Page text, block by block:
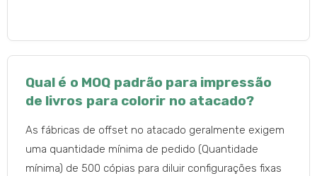
Qual é o MOQ padrão para impressão
de livros para colorir no atacado?
As fábricas de offset no atacado geralmente exigem
uma quantidade mínima de pedido (Quantidade
mínima) de 500 cópias para diluir configurações fixas